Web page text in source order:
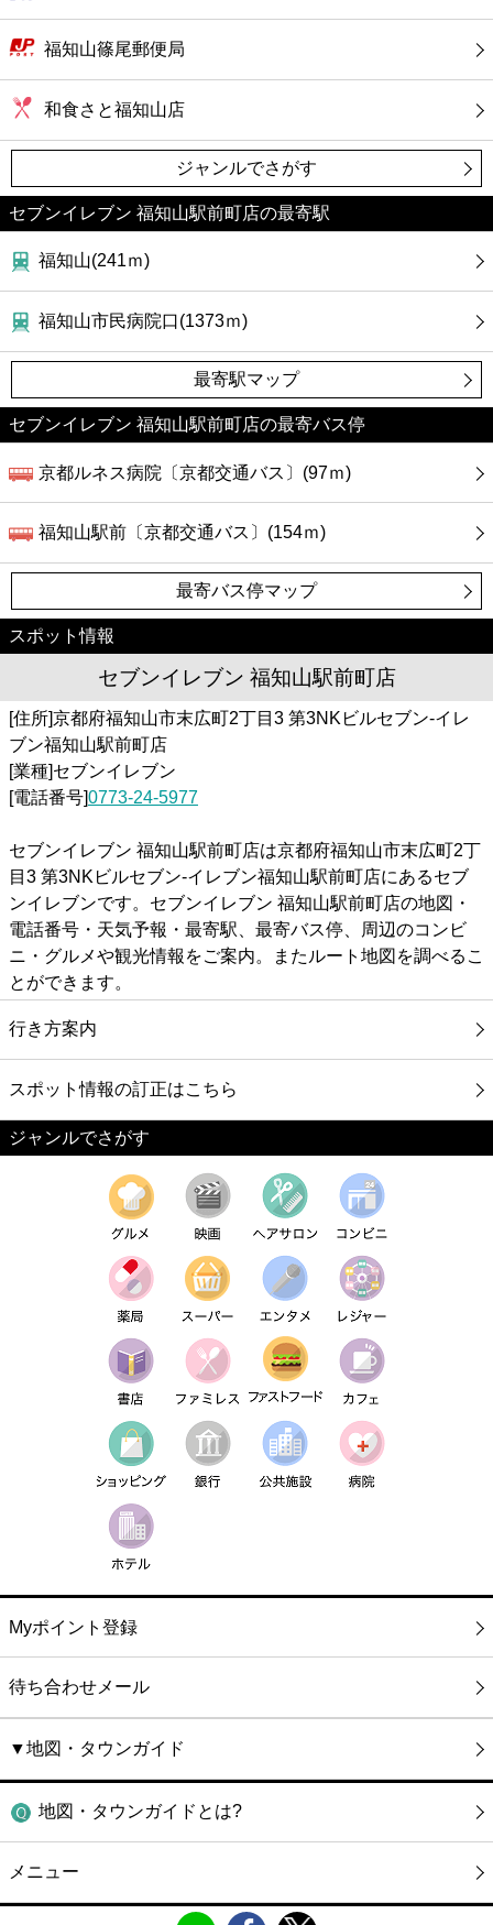
福知山篠尾郵便局
和食さと福知山店
ジャンルでさがす
セブンイレブン 福知山駅前町店の最寄駅
福知山(241ｍ)
福知山市民病院口(1373ｍ)
最寄駅マップ
セブンイレブン 福知山駅前町店の最寄バス停
京都ルネス病院〔京都交通バス〕(97ｍ)
福知山駅前〔京都交通バス〕(154ｍ)
最寄バス停マップ
スポット情報
セブンイレブン 福知山駅前町店
[住所]京都府福知山市末広町2丁目3 第3NKビルセブン-イレ
ブン福知山駅前町店
[業種]セブンイレブン
[電話番号]0773-24-5977
セブンイレブン 福知山駅前町店は京都府福知山市末広町2丁
目3 第3NKビルセブン-イレブン福知山駅前町店にあるセブ
ンイレブンです。セブンイレブン 福知山駅前町店の地図・
電話番号・天気予報・最寄駅、最寄バス停、周辺のコンビ
ニ・グルメや観光情報をご案内。またルート地図を調べるこ
とができます。
行き方案内
スポット情報の訂正はこちら
ジャンルでさがす
Myポイント登録
待ち合わせメール
▼地図・タウンガイド
地図・タウンガイドとは?
メニュー